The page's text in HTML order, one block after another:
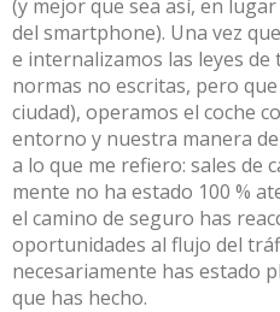
(y mejor que sea así, en
del smartphone). Una vez
e internalizamos las leyes
normas no escritas, pero
ciudad), operamos el coche
entorno y nuestra manera
a lo que me refiero: sales de
mente no ha estado 100 %
el camino de seguro has
oportunidades al flujo del
necesariamente has estado
que has hecho.